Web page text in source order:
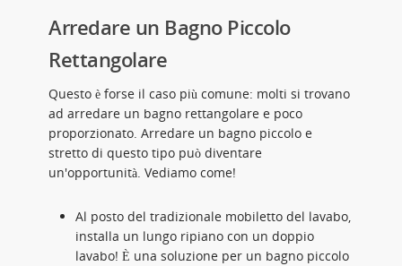
Arredare un Bagno Piccolo
Rettangolare
Questo è forse il caso più comune: molti si trovano
ad arredare un bagno rettangolare e poco
proporzionato. Arredare un bagno piccolo e
stretto di questo tipo può diventare
un'opportunità. Vediamo come!
Al posto del tradizionale mobiletto del lavabo,
installa un lungo ripiano con un doppio
lavabo! È una soluzione per un bagno piccolo